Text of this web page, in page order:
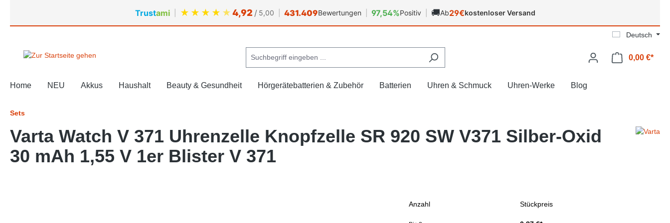
Zur Hauptnavigation springenTrustami ★ ★ ★ ★ ★4,92 / 5,00 431.409Bewertungen 97,54%Positiv 🚚Ab29€kostenloser Versand
Deutsch
0,00 €*
Home NEU Akkus Haushalt Beauty & Gesundheit Hörgerätebatterien & Zubehör Batterien Uhren & Schmuck Uhren-Werke Blog
Sets
Varta Watch V 371 Uhrenzelle Knopfzelle SR 920 SW V371 Silber-Oxid
30 mAh 1,55 V 1er Blister V 371
Anzahl Stückpreis